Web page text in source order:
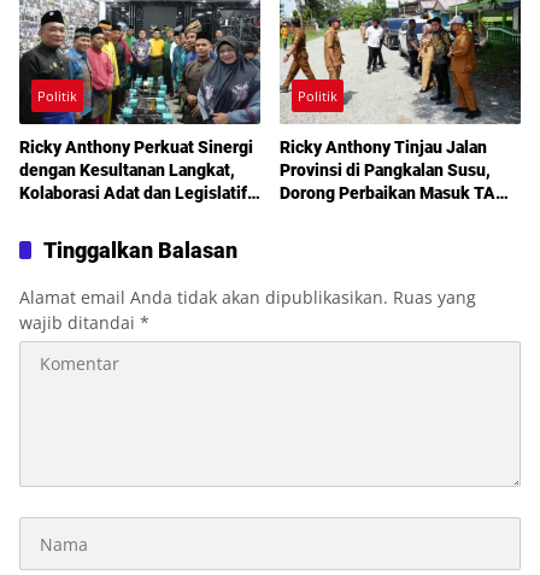
Politik
Ricky Anthony Perkuat Sinergi
dengan Kesultanan Langkat,
Kolaborasi Adat dan Legislatif
Politik
Ricky Anthony Tinjau Jalan
Provinsi di Pangkalan Susu,
Dorong Perbaikan Masuk TA
Tinggalkan Balasan
Alamat email Anda tidak akan dipublikasikan. Ruas yang
wajib ditandai *